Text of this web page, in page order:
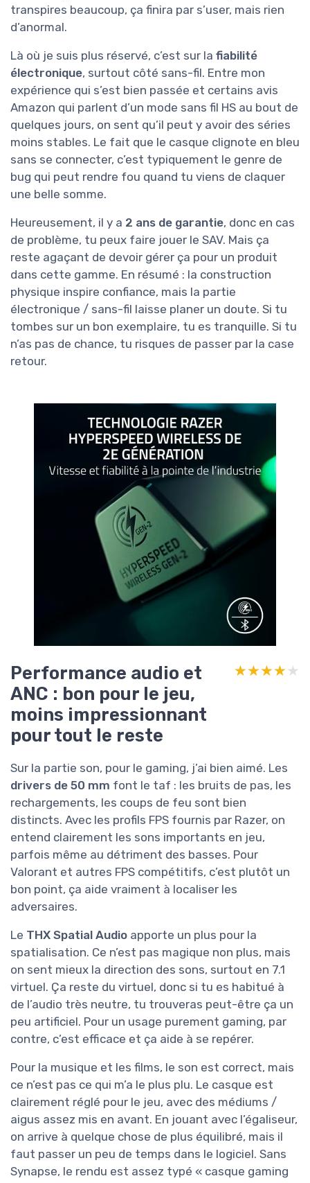
transpires beaucoup, ça finira par s’user, mais rien
d’anormal.
Là où je suis plus réservé, c’est sur la fiabilité
électronique, surtout côté sans-fil. Entre mon
expérience qui s’est bien passée et certains avis
Amazon qui parlent d’un mode sans fil HS au bout de
quelques jours, on sent qu’il peut y avoir des séries
moins stables. Le fait que le casque clignote en bleu
sans se connecter, c’est typiquement le genre de
bug qui peut rendre fou quand tu viens de claquer
une belle somme.
Heureusement, il y a 2 ans de garantie, donc en cas
de problème, tu peux faire jouer le SAV. Mais ça
reste agaçant de devoir gérer ça pour un produit
dans cette gamme. En résumé : la construction
physique inspire confiance, mais la partie
électronique / sans-fil laisse planer un doute. Si tu
tombes sur un bon exemplaire, tu es tranquille. Si tu
n’as pas de chance, tu risques de passer par la case
retour.
Performance audio et
ANC : bon pour le jeu,
moins impressionnant
pour tout le reste
★★★★★
★★★★★
Sur la partie son, pour le gaming, j’ai bien aimé. Les
drivers de 50 mm font le taf : les bruits de pas, les
rechargements, les coups de feu sont bien
distincts. Avec les profils FPS fournis par Razer, on
entend clairement les sons importants en jeu,
parfois même au détriment des basses. Pour
Valorant et autres FPS compétitifs, c’est plutôt un
bon point, ça aide vraiment à localiser les
adversaires.
Le THX Spatial Audio apporte un plus pour la
spatialisation. Ce n’est pas magique non plus, mais
on sent mieux la direction des sons, surtout en 7.1
virtuel. Ça reste du virtuel, donc si tu es habitué à
de l’audio très neutre, tu trouveras peut-être ça un
peu artificiel. Pour un usage purement gaming, par
contre, c’est efficace et ça aide à se repérer.
Pour la musique et les films, le son est correct, mais
ce n’est pas ce qui m’a le plus plu. Le casque est
clairement réglé pour le jeu, avec des médiums /
aigus assez mis en avant. En jouant avec l’égaliseur,
on arrive à quelque chose de plus équilibré, mais il
faut passer un peu de temps dans le logiciel. Sans
Synapse, le rendu est assez typé « casque gaming